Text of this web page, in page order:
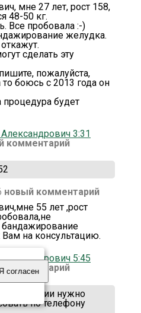
мне 27 лет, рост 158,
48-50 кг.
Все пробовала :-)
желудка.
сделать эту
пожалуйста,
боюсь с 2013 года он
будет
3:31
комментарий
новый комментарий
55 лет ,рост
бандажирование
на консультацию.
5:45
комментарий
нужно
по телефону
согласен